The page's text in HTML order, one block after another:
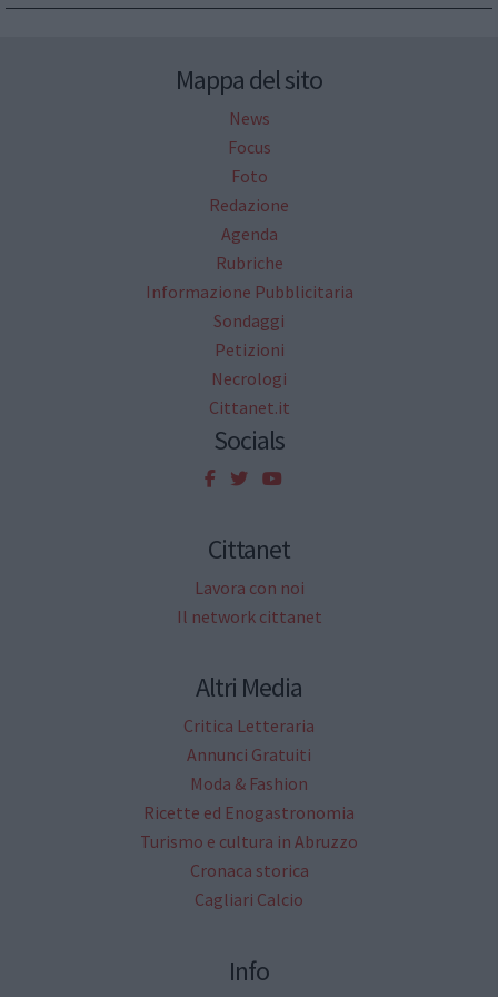
Mappa del sito
News
Focus
Foto
Redazione
Agenda
Rubriche
Informazione Pubblicitaria
Sondaggi
Petizioni
Necrologi
Cittanet.it
Socials
Cittanet
Lavora con noi
Il network cittanet
Altri Media
Critica Letteraria
Annunci Gratuiti
Moda & Fashion
Ricette ed Enogastronomia
Turismo e cultura in Abruzzo
Cronaca storica
Cagliari Calcio
Info